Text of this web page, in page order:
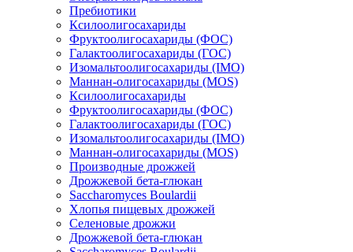
Пребиотики
Ксилоолигосахариды
Фруктоолигосахариды (ФОС)
Галактоолигосахариды (ГОС)
Изомальтоолигосахариды (IMO)
Маннан-олигосахариды (MOS)
Ксилоолигосахариды
Фруктоолигосахариды (ФОС)
Галактоолигосахариды (ГОС)
Изомальтоолигосахариды (IMO)
Маннан-олигосахариды (MOS)
Производные дрожжей
Дрожжевой бета-глюкан
Saccharomyces Boulardii
Хлопья пищевых дрожжей
Селеновые дрожжи
Дрожжевой бета-глюкан